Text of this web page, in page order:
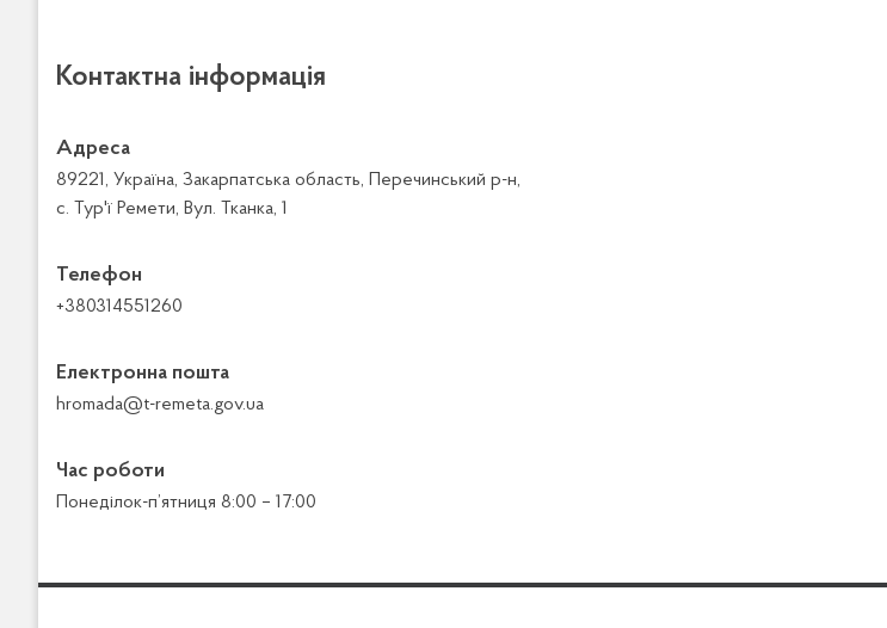
Контактна інформація
Адреса
89221, Україна, Закарпатська область, Перечинський р-н,
с. Тур'ї Ремети, Вул. Тканка, 1
Телефон
+380314551260
Електронна пошта
hromada@t-remeta.gov.ua
Час роботи
Понеділок-п’ятниця 8:00 – 17:00